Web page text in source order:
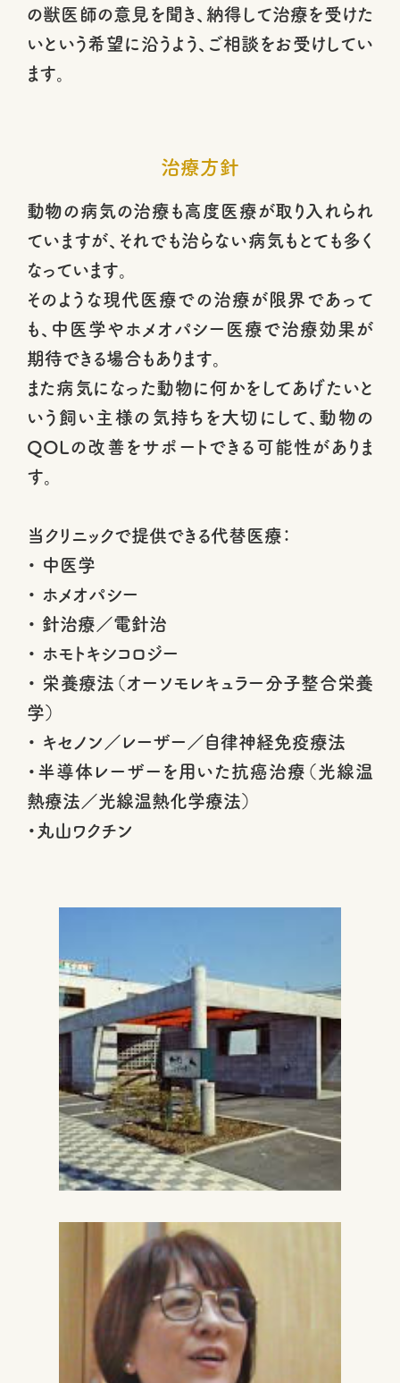
の獣医師の意見を聞き、納得して治療を受けた
いという希望に沿うよう、ご相談をお受けしてい
ます。
治療方針
動物の病気の治療も高度医療が取り入れられ
ていますが、それでも治らない病気もとても多く
なっています。
そのような現代医療での治療が限界であって
も、中医学やホメオパシー医療で治療効果が
期待できる場合もあります。
また病気になった動物に何かをしてあげたいと
いう飼い主様の気持ちを大切にして、動物の
QOLの改善をサポートできる可能性がありま
す。
当クリニックで提供できる代替医療：
・ 中医学
・ ホメオパシー
・ 針治療／電針治
・ ホモトキシコロジー
・ 栄養療法（オーソモレキュラー分子整合栄養
学）
・ キセノン／レーザー／自律神経免疫療法
・半導体レーザーを用いた抗癌治療（光線温
熱療法／光線温熱化学療法）
・丸山ワクチン